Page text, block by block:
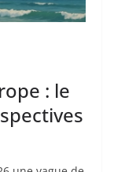
: le